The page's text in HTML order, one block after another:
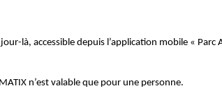
là, accessible depuis l’application mobile «
n’est valable que pour une personne.